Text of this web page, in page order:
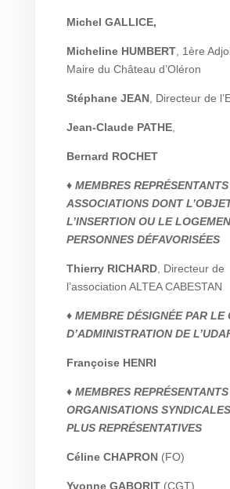
Michel GALLICE,
Micheline HUMBERT, 1ère
Maire du Château d’Oléron
Stéphane JEAN, Directeur de
Jean-Claude PATHE,
Bernard ROCHET
♦ MEMBRES
ASSOCIATIONS DONT
L’INSERTION OU LE
PERSONNES DÉFAVORISÉES
Thierry RICHARD, Directeur de
l’association ALTEA CABESTAN
♦ MEMBRE DÉSIGNÉE PAR LE
D’ADMINISTRATION DE
Françoise HENRI
♦ MEMBRES
ORGANISATIONS
PLUS REPRÉSENTATIVES
Céline CHAPRON(FO)
Yvonne GABORIT(CGT)